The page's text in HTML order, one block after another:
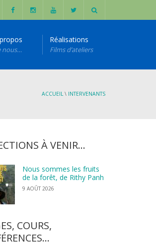
nous…
Réalisations
Films d’ateliers
ACCUEIL\ INTERVENANTS
À VENIR…
Nous sommes les fruits
de la forêt, de Rithy Panh
9 AOÛT 2026
COURS,